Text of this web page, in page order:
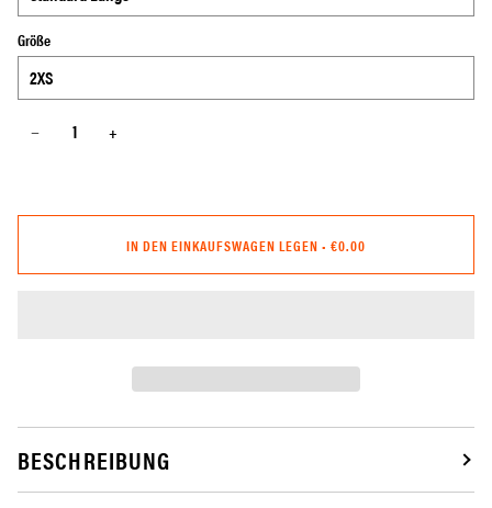
Größe
− +
IN DEN EINKAUFSWAGEN LEGEN • €0.00
BESCHREIBUNG